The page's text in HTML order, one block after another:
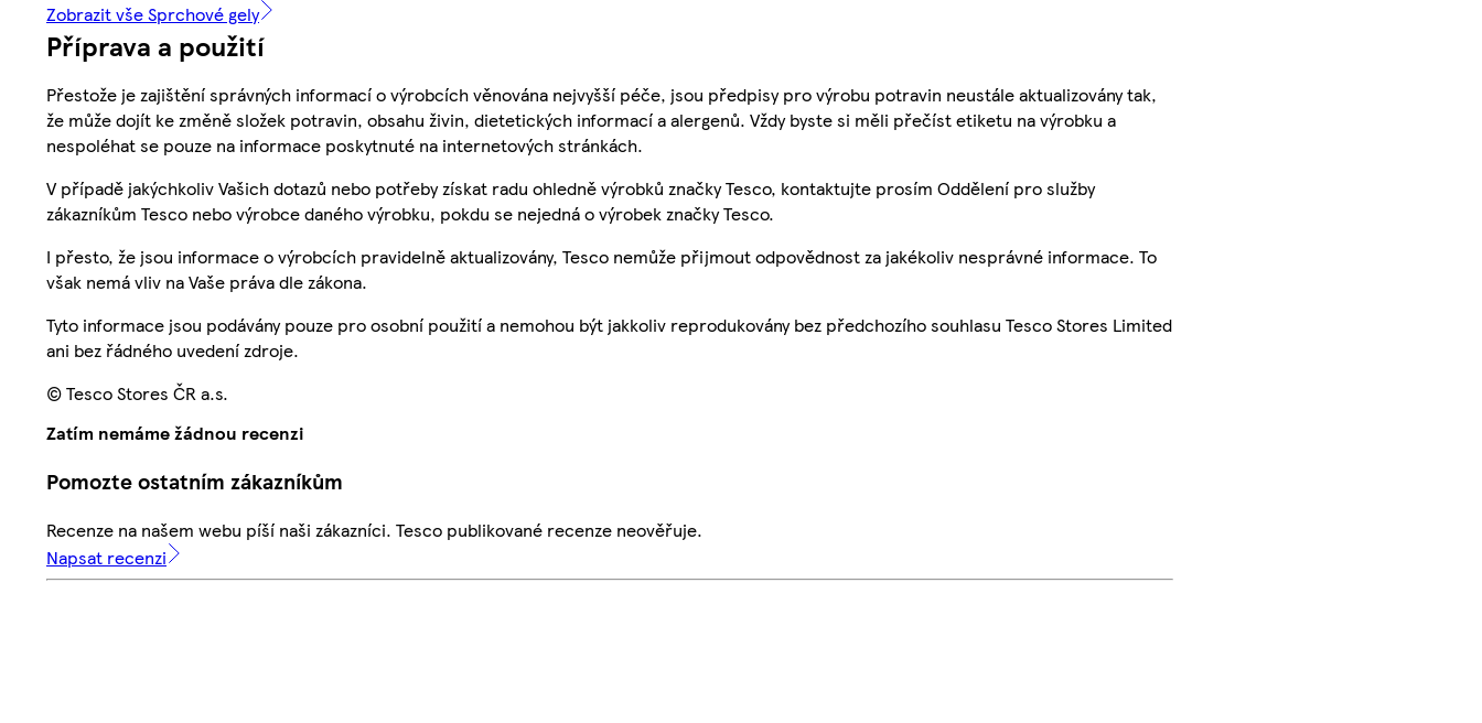
Zobrazit vše Sprchové gely
Příprava a použití
Přestože je zajištění správných informací o výrobcích věnována nejvyšší péče, jsou předpisy pro výrobu potravin neustále aktualizovány tak,
že může dojít ke změně složek potravin, obsahu živin, dietetických informací a alergenů. Vždy byste si měli přečíst etiketu na výrobku a
nespoléhat se pouze na informace poskytnuté na internetových stránkách.
V případě jakýchkoliv Vašich dotazů nebo potřeby získat radu ohledně výrobků značky Tesco, kontaktujte prosím Oddělení pro služby
zákazníkům Tesco nebo výrobce daného výrobku, pokdu se nejedná o výrobek značky Tesco.
I přesto, že jsou informace o výrobcích pravidelně aktualizovány, Tesco nemůže přijmout odpovědnost za jakékoliv nesprávné informace. To
však nemá vliv na Vaše práva dle zákona.
Tyto informace jsou podávány pouze pro osobní použití a nemohou být jakkoliv reprodukovány bez předchozího souhlasu Tesco Stores Limited
ani bez řádného uvedení zdroje.
© Tesco Stores ČR a.s.
Zatím nemáme žádnou recenzi
Pomozte ostatním zákazníkům
Recenze na našem webu píší naši zákazníci. Tesco publikované recenze neověřuje.
Napsat recenzi